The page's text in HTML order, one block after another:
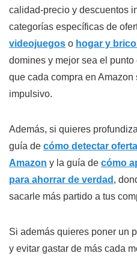
calidad-precio y descuentos
categorías específicas de
videojuegos o hogar y
domines y mejor sea el
que cada compra en
impulsivo.
Además, si quieres
guía de cómo detectar
Amazon y la guía de cómo
para ahorrar de verdad ,
sacarle más partido a tus
Si además quieres poner un
y evitar gastar de más cada